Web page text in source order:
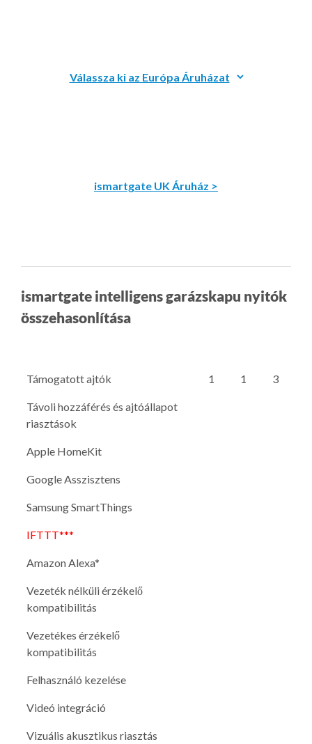
ismartgate UK Áruház >
ismartgate intelligens garázskapu nyitók
összehasonlítása
Támogatott ajtók 1 1 3
Távoli hozzáférés és ajtóállapot
riasztások
Apple HomeKit
Google Asszisztens
Samsung SmartThings
IFTTT***
Amazon Alexa*
Vezeték nélküli érzékelő
kompatibilitás
Vezetékes érzékelő
kompatibilitás
Felhasználó kezelése
Videó integráció
Vizuális akusztikus riasztás